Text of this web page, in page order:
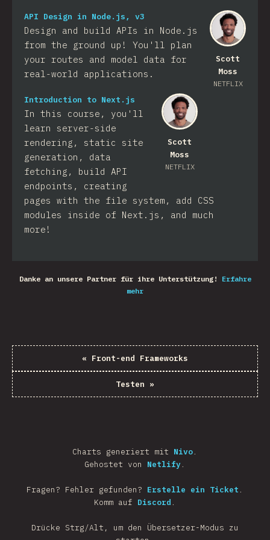
Scott
Moss
NETFLIX
API Design in Node.js, v3
Design and build APIs in Node.js
from the ground up! You'll plan
your routes and model data for
real-world applications.
Scott
Moss
NETFLIX
Introduction to Next.js
In this course, you'll
learn server-side
rendering, static site
generation, data
fetching, build API
endpoints, creating
pages with the file system, add CSS
modules inside of Next.js, and much
more!
Danke an unsere Partner für ihre Unterstützung!
Erfahre
mehr
« Front-end Frameworks
Testen »
Charts generiert mit Nivo.
Gehostet von Netlify.
Fragen? Fehler gefunden? Erstelle ein Ticket .
Komm auf Discord .
Drücke Strg/Alt, um den Übersetzer-Modus zu